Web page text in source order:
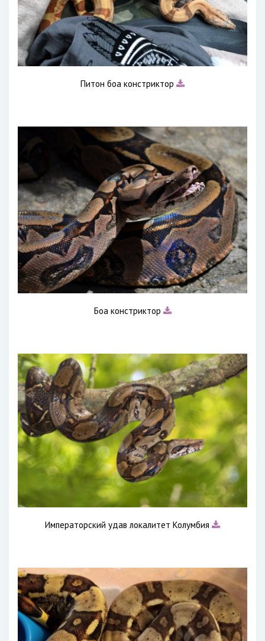
Питон боа констриктор
Боа констриктор
Императорский удав локалитет Колумбия